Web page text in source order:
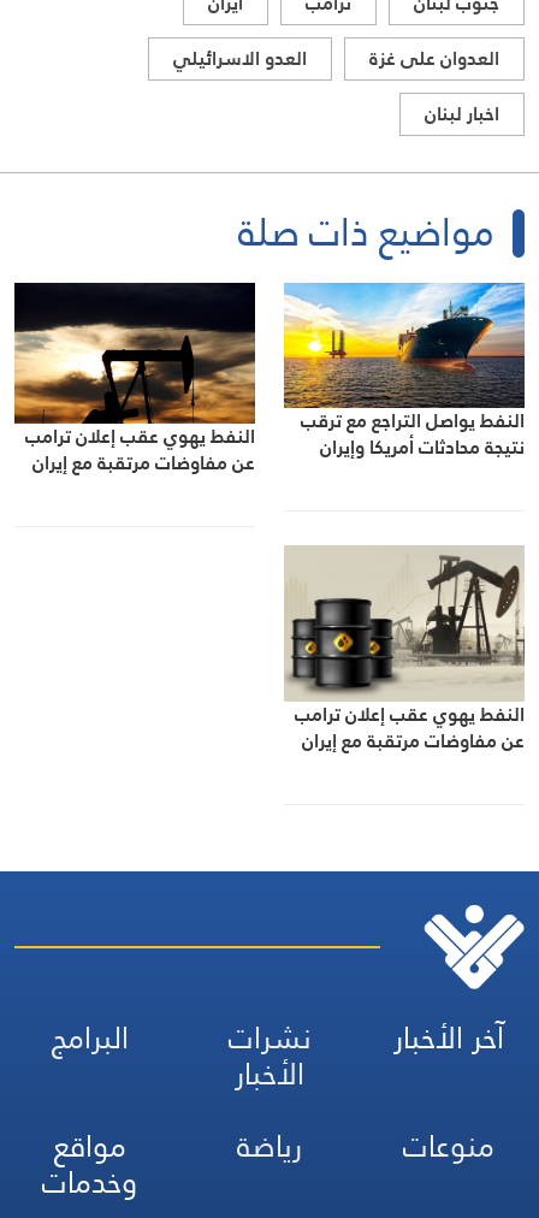
العدوان على غزة
العدو الاسرائيلي
اخبار لبنان
مواضيع ذات صلة
النفط يواصل التراجع مع ترقب
نتيجة محادثات أمريكا وإيران النفط يهوي عقب إعلان ترامب
عن مفاوضات مرتقبة مع إيران
النفط يهوي عقب إعلان ترامب
عن مفاوضات مرتقبة مع إيران
آخر الأخبار نشرات
الأخبار
البرامج
منوعات
رياضة مواقع
وخدمات